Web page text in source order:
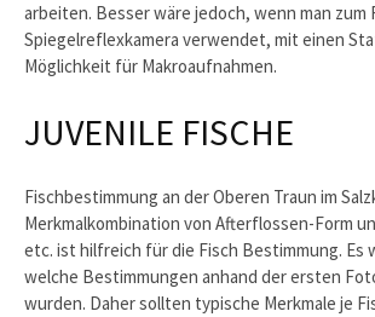
arbeiten. Besser wäre jedoch, wenn man
Spiegelreflexkamera verwendet, mit einen
Möglichkeit für Makroaufnahmen.
JUVENILE FISCHE
Fischbestimmung an der Oberen Traun im
Merkmalkombination von Afterflossen-Form
etc. ist hilfreich für die Fisch Bestimmung. Es
welche Bestimmungen anhand der ersten
wurden. Daher sollten typische Merkmale je